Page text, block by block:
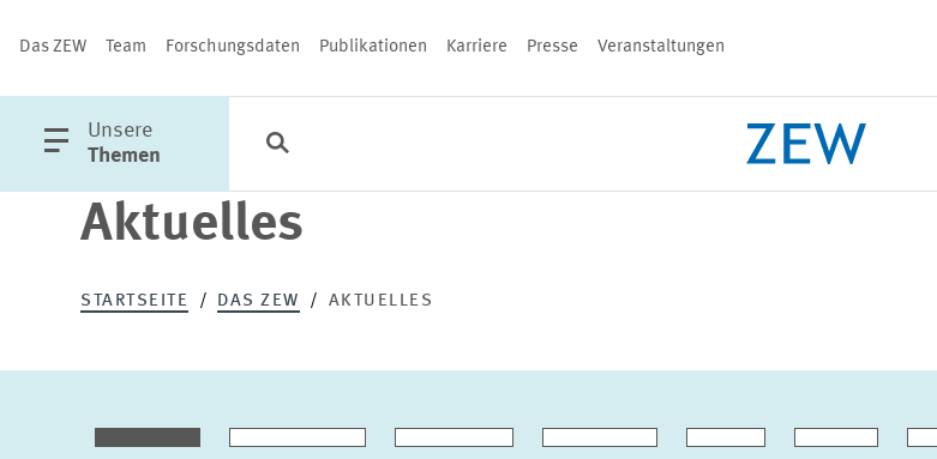
Das ZEW Team Forschungsdaten Publikationen Karriere Presse Veranstaltungen
öffne
Hauptmenü
Unsere
Themen
Kategorien
Schließen
Aktuelles
STARTSEITE DAS ZEW AKTUELLES